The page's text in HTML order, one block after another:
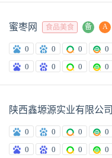
蜜枣网 食品美食 备 A
0 0 0 0
0
0 0 0
陕西鑫塬源实业有限公司
0 0 0 0
0
0 0 0